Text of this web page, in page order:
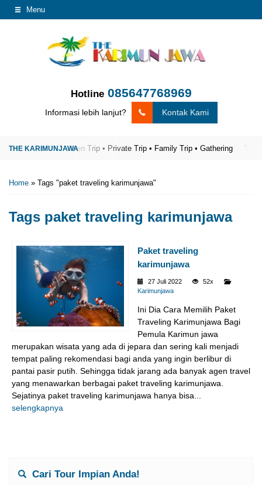
Menu
Hotline 085647768969
Informasi lebih lanjut? Kontak Kami
Terpercaya Open Trip • Private Trip • Family Trip • Gathering The
Home » Tags "paket traveling karimunjawa"
Tags paket traveling karimunjawa
Paket traveling
karimunjawa
27 Juli 2022
52x
Karimunjawa
Ini Dia Cara Memilih Paket
Traveling Karimunjawa Bagi
Pemula Karimun jawa
merupakan wisata yang ada di jepara dan sering kali menjadi
tempat paling rekomendasi bagi anda yang ingin berlibur di
pantai pasir putih. Sehingga tidak jarang ada banyak agen travel
yang menawarkan berbagai paket traveling karimunjawa.
Sejatinya paket traveling karimunjawa hanya bisa...
selengkapnya
Cari Tour Impian Anda!